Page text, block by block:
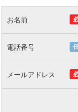
お名前
電話番号
メールアドレス